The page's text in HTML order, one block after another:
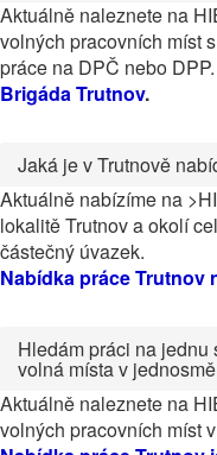
Aktuálně naleznete na
volných pracovních míst
práce na DPČ nebo DPP.
Brigáda Trutnov.
Jaká je v Trutnově
Aktuálně nabízíme na
lokalitě Trutnov a okolí
částečný úvazek.
Nabídka práce Trutnov
Hledám práci na jednu
volná místa v
Aktuálně naleznete na
volných pracovních míst